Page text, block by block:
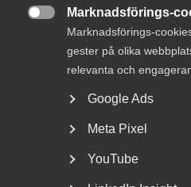
Marknadsförings-
Marknadsförings-
gester på olika
relevanta och
Google Ads
Meta Pixel
YouTube
Bli medlem
Rådgivning, hjälp och
Kontakta Almega